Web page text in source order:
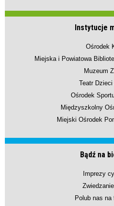
Instytucje
Ośrodek
Miejska i Powiatowa
Muzeum
Teatr Dzieci
Ośrodek
Międzyszkolny
Miejski Ośrodek
Bądź na
Imprezy
Polub nas na